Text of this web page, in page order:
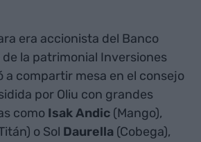
era accionista del Banco
la patrimonial Inversiones
a compartir mesa en el consejo
por Oliu con grandes
como Isak Andic (Mango),
o Sol Daurella (Cobega),